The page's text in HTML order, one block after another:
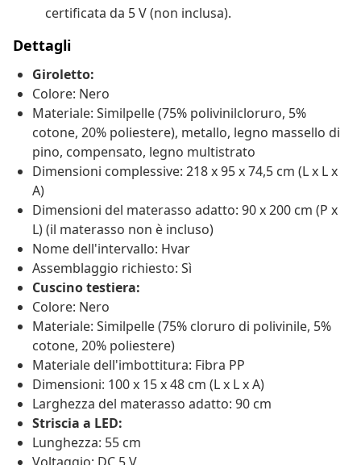
certificata da 5 V (non inclusa).
Dettagli
Giroletto:
Colore: Nero
Materiale: Similpelle (75% polivinilcloruro, 5%
cotone, 20% poliestere), metallo, legno massello di
pino, compensato, legno multistrato
Dimensioni complessive: 218 x 95 x 74,5 cm (L x L x
A)
Dimensioni del materasso adatto: 90 x 200 cm (P x
L) (il materasso non è incluso)
Nome dell'intervallo: Hvar
Assemblaggio richiesto: Sì
Cuscino testiera:
Colore: Nero
Materiale: Similpelle (75% cloruro di polivinile, 5%
cotone, 20% poliestere)
Materiale dell'imbottitura: Fibra PP
Dimensioni: 100 x 15 x 48 cm (L x L x A)
Larghezza del materasso adatto: 90 cm
Striscia a LED:
Lunghezza: 55 cm